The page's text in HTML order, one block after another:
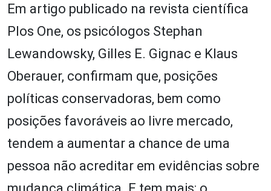
Em artigo publicado na revista científica
Plos One, os psicólogos Stephan
Lewandowsky, Gilles E. Gignac e Klaus
Oberauer, confirmam que, posições
políticas conservadoras, bem como
posições favoráveis ao livre mercado,
tendem a aumentar a chance de uma
pessoa não acreditar em evidências sobre